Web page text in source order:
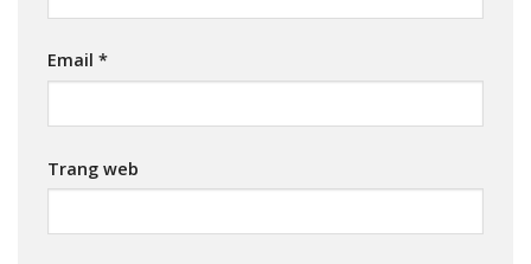
Email *
Trang web